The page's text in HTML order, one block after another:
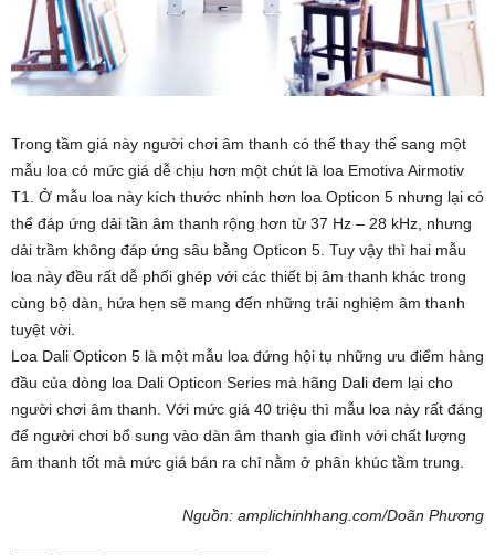
Trong tầm giá này người chơi âm thanh có thể thay thế sang một
mẫu loa có mức giá dễ chịu hơn một chút là loa Emotiva Airmotiv
T1. Ở mẫu loa này kích thước nhỉnh hơn loa Opticon 5 nhưng lại có
thể đáp ứng dải tần âm thanh rộng hơn từ 37 Hz – 28 kHz, nhưng
dải trầm không đáp ứng sâu bằng Opticon 5. Tuy vậy thì hai mẫu
loa này đều rất dễ phối ghép với các thiết bị âm thanh khác trong
cùng bộ dàn, hứa hẹn sẽ mang đến những trải nghiệm âm thanh
tuyệt vời.
Loa Dali Opticon 5 là một mẫu loa đứng hội tụ những ưu điểm hàng
đầu của dòng loa Dali Opticon Series mà hãng Dali đem lại cho
người chơi âm thanh. Với mức giá 40 triệu thì mẫu loa này rất đáng
để người chơi bổ sung vào dàn âm thanh gia đình với chất lượng
âm thanh tốt mà mức giá bán ra chỉ nằm ở phân khúc tầm trung.
Nguồn: amplichinhhang.com/Doãn Phương